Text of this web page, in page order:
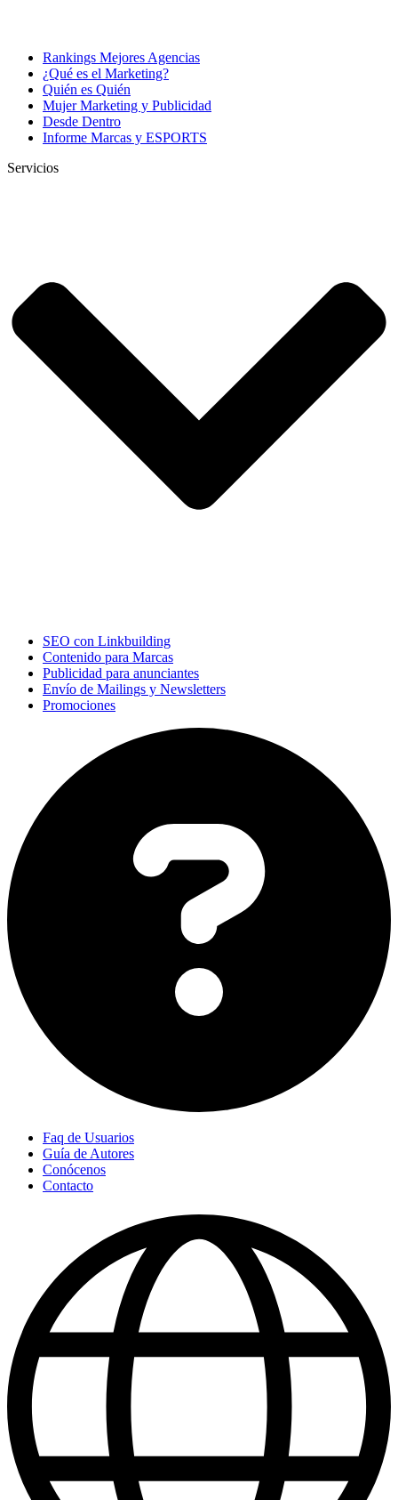
Rankings Mejores Agencias
¿Qué es el Marketing?
Quién es Quién
Mujer Marketing y Publicidad
Desde Dentro
Informe Marcas y ESPORTS
Servicios
SEO con Linkbuilding
Contenido para Marcas
Publicidad para anunciantes
Envío de Mailings y Newsletters
Promociones
Faq de Usuarios
Guía de Autores
Conócenos
Contacto